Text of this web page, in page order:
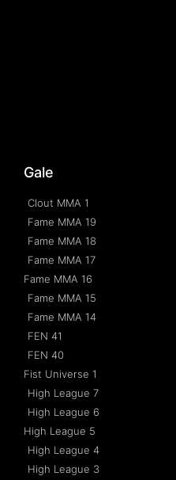
Gale
Clout MMA 1
Fame MMA 19
Fame MMA 18
Fame MMA 17
Fame MMA 16
Fame MMA 15
Fame MMA 14
FEN 41
FEN 40
Fist Universe 1
High League 7
High League 6
High League 5
High League 4
High League 3